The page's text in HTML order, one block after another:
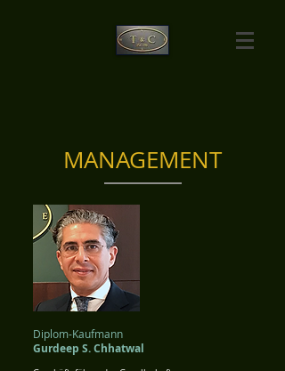
MANAGEMENT
Diplom-Kaufmann
Gurdeep S. Chhatwal